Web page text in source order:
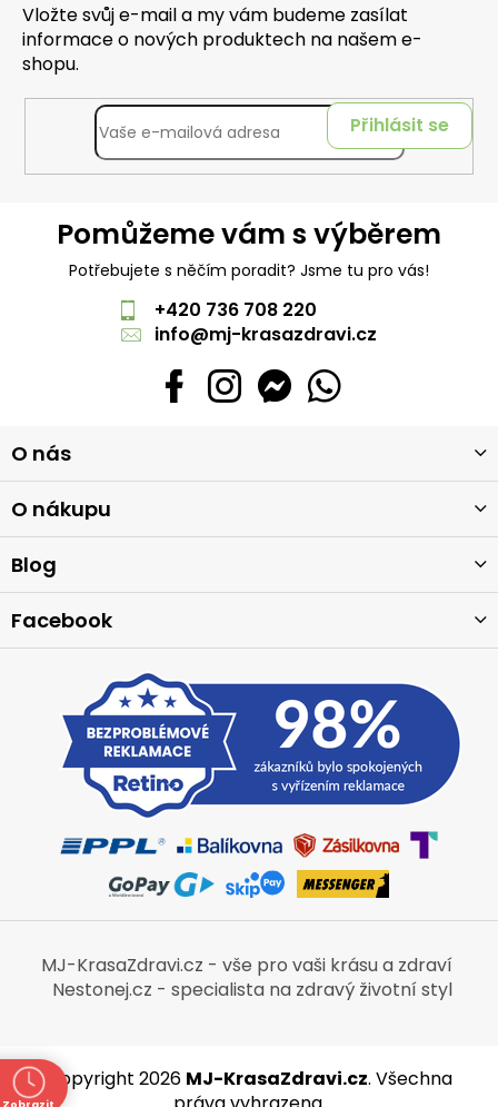
Vložte svůj e-mail a my vám budeme zasílat
informace o nových produktech na našem e-
shopu.
Přihlásit se
Pomůžeme vám s výběrem
Potřebujete s něčím poradit? Jsme tu pro vás!
+420 736 708 220
info@mj-krasazdravi.cz
á
p
a
t
O nás
O nákupu
Blog
Facebook
MJ-KrasaZdravi.cz - vše pro vaši krásu a zdraví
Nestonej.cz - specialista na zdravý životní styl
Copyright 2026 MJ-KrasaZdravi.cz. Všechna